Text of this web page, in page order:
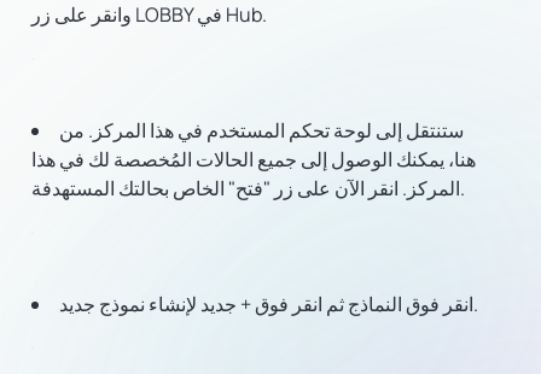
وانقر على زر LOBBY في Hub.
ستنتقل إلى لوحة تحكم المستخدم في هذا المركز. من
هنا، يمكنك الوصول إلى جميع الحالات المُخصصة لك في هذا
المركز. انقر الآن على زر "فتح" الخاص بحالتك المستهدفة.
انقر فوق النماذج ثم انقر فوق + جديد لإنشاء نموذج جديد.